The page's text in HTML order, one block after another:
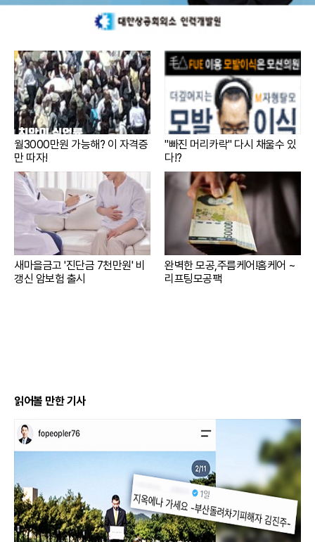
월3000만원 가능해? 이 자격증
만 따자!
"빠진 머리카락" 다시 채울수 있
다!?
새마을금고 '진단금 7천만원' 비
갱신 암보험 출시
완벽한 모공,주름케어!홈케어 ~
리프팅모공팩
읽어볼 만한 기사